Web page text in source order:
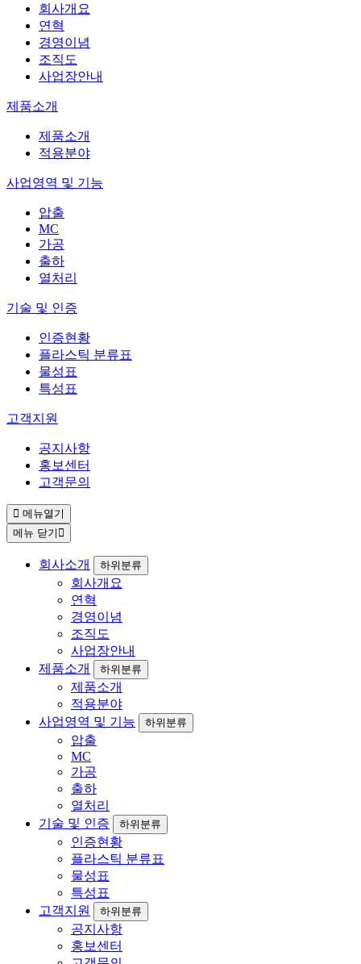
회사개요
연혁
경영이념
조직도
사업장안내
제품소개
제품소개
적용분야
사업영역 및 기능
압출
MC
가공
출하
열처리
기술 및 인증
인증현황
플라스틱 분류표
물성표
특성표
고객지원
공지사항
홍보센터
고객문의
메뉴열기
메뉴 닫기
회사소개 하위분류
회사개요
연혁
경영이념
조직도
사업장안내
제품소개
하위분류
제품소개
적용분야
사업영역 및 기능
하위분류
압출
MC
가공
출하
열처리
기술 및 인증
하위분류
인증현황
플라스틱 분류표
물성표
특성표
고객지원
하위분류
공지사항
홍보센터